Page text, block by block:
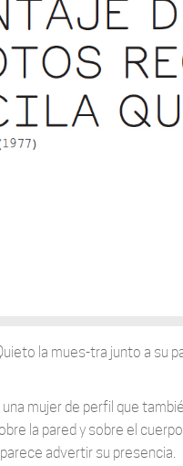
la mues-tra junto a su
mujer de perfil que
la pared y sobre el
advertir su presencia.